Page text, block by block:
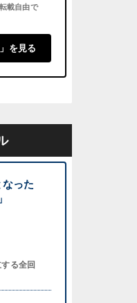
載自由で
を見る
った
る全回